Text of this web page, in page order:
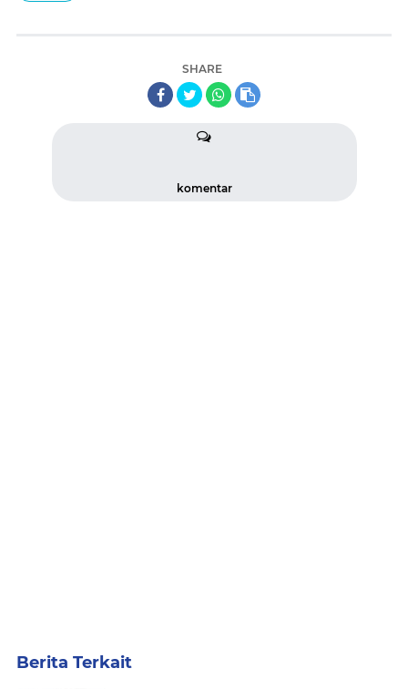
SHARE
komentar
Berita Terkait